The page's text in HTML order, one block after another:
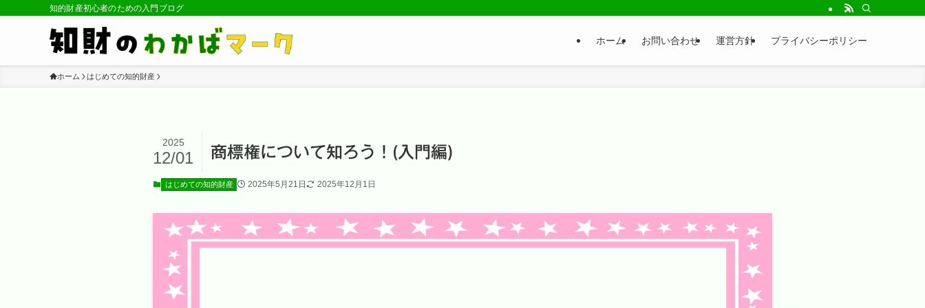
知的財産初心者のための入門ブログ
ホーム お問い合わせ 運営方針 プライバシーポリシー
ホーム はじめての知的財産
商標権について知ろう！(入門編)
2025
12/01
はじめての知的財産 2025年5月21日 2025年12月1日